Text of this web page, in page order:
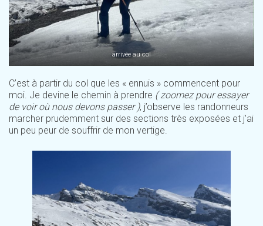
arrivée au col
C’est à partir du col que les « ennuis » commencent pour
moi. Je devine le chemin à prendre ( zoomez pour essayer
de voir où nous devons passer ), j’observe les randonneurs
marcher prudemment sur des sections très exposées et j’ai
un peu peur de souffrir de mon vertige.